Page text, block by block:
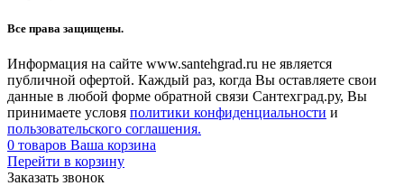
Все права защищены.
Информация на сайте www.santehgrad.ru не является
публичной офертой. Каждый раз, когда Вы оставляете свои
данные в любой форме обратной связи Сантехград.ру, Вы
принимаете условя политики конфиденциальности и
пользовательского соглашения.
0 товаров Ваша корзина
Перейти в корзину
Заказать звонок